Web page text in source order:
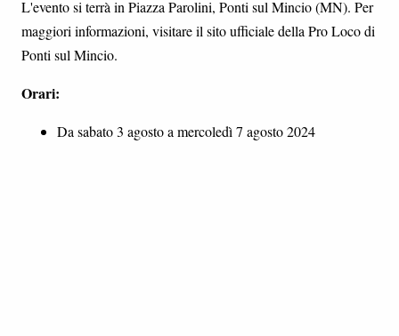
L'evento si terrà in Piazza Parolini, Ponti sul Mincio (MN). Per
maggiori informazioni, visitare il sito ufficiale della Pro Loco di
Ponti sul Mincio.
Orari:
Da sabato 3 agosto a mercoledì 7 agosto 2024